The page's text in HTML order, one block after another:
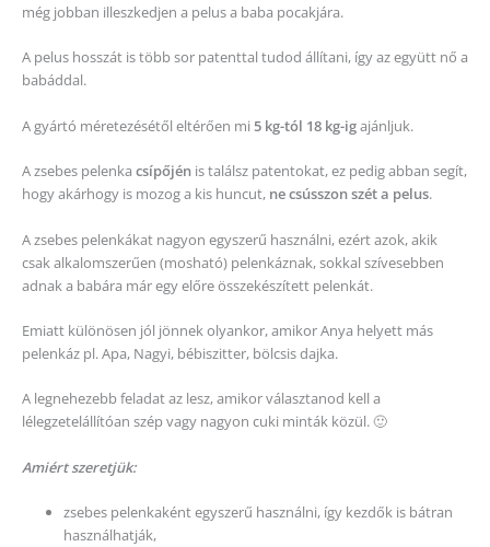
még jobban illeszkedjen a pelus a baba pocakjára.
A pelus hosszát is több sor patenttal tudod állítani, így az együtt nő a
babáddal.
A gyártó méretezésétől eltérően mi 5 kg-tól 18 kg-igajánljuk.
A zsebes pelenka csípőjén is találsz patentokat, ez pedig abban segít,
hogy akárhogy is mozog a kis huncut, ne csússzon szét a pelus.
A zsebes pelenkákat nagyon egyszerű használni, ezért azok, akik
csak alkalomszerűen (mosható) pelenkáznak, sokkal szívesebben
adnak a babára már egy előre összekészített pelenkát.
Emiatt különösen jól jönnek olyankor, amikor Anya helyett más
pelenkáz pl. Apa, Nagyi, bébiszitter, bölcsis dajka.
A legnehezebb feladat az lesz, amikor választanod kell a
lélegzetelállítóan szép vagy nagyon cuki minták közül. 🙂
Amiért szeretjük:
zsebes pelenkaként egyszerű használni, így kezdők is bátran
használhatják,